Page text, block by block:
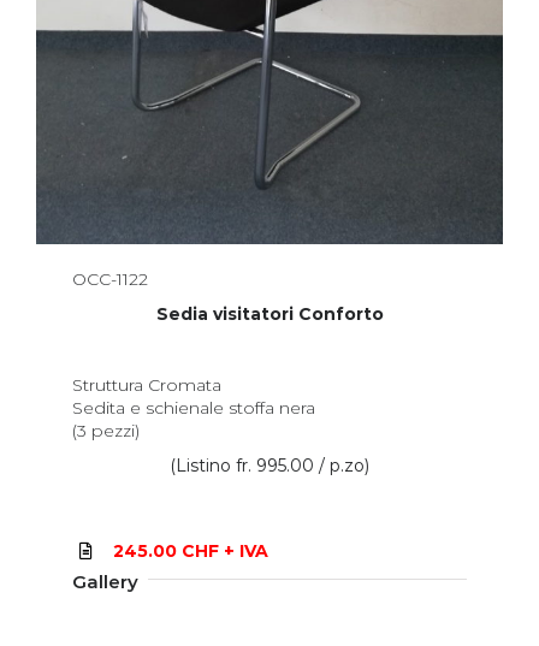
OCC-1122
Sedia visitatori Conforto
Struttura Cromata
Sedita e schienale stoffa nera
(3 pezzi)
(Listino fr. 995.00 / p.zo)
245.00 CHF + IVA
Gallery